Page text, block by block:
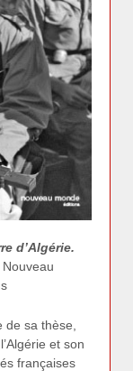
d’Algérie.
Nouveau
sa thèse,
et son
françaises